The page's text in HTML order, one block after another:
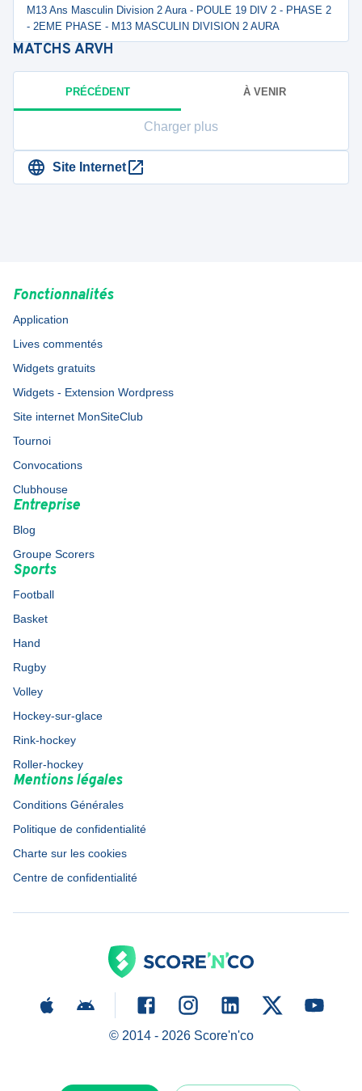
M13 Ans Masculin Division 2 Aura - POULE 19 DIV 2 - PHASE 2
- 2EME PHASE - M13 MASCULIN DIVISION 2 AURA
MATCHS ARVH
PRÉCÉDENT À VENIR
Charger plus
Site Internet
Fonctionnalités
Application
Lives commentés
Widgets gratuits
Widgets - Extension Wordpress
Site internet MonSiteClub
Tournoi
Convocations
Clubhouse
Entreprise
Blog
Groupe Scorers
Sports
Football
Basket
Hand
Rugby
Volley
Hockey-sur-glace
Rink-hockey
Roller-hockey
Mentions légales
Conditions Générales
Politique de confidentialité
Charte sur les cookies
Centre de confidentialité
© 2014 - 2026Score'n'co